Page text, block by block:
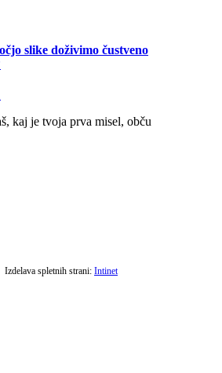
slike doživimo čustveno
kaj je tvoja prva misel, obču
spletnih strani: Intinet